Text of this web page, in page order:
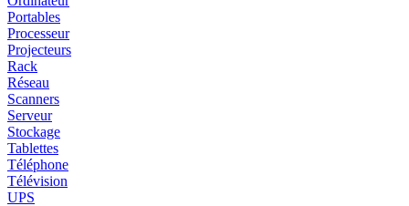
Portables
Processeur
Projecteurs
Rack
Réseau
Scanners
Serveur
Stockage
Tablettes
Téléphone
Télévision
UPS